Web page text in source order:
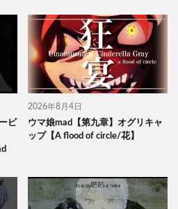
ビ
2026年8月4日
ウマ娘mad【第九章】オグリキャ
ップ【A flood of circle/花】